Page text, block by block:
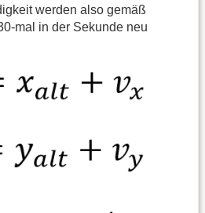
werden also gemäß
mal in der Sekunde neu